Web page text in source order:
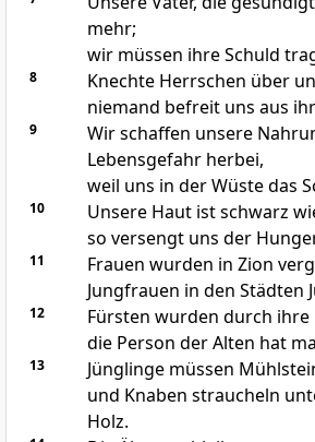
mehr;
wir müssen ihre Schuld
8 Knechte Herrschen über
niemand befreit uns aus
9
Wir schaffen unsere
Lebensgefahr herbei,
weil uns in der Wüste das
10
Unsere Haut ist schwarz
so versengt uns der
11
Frauen wurden in Zion
Jungfrauen in den Städten
12
Fürsten wurden durch ihre
die Person der Alten hat
13
Jünglinge müssen
und Knaben straucheln
Holz.